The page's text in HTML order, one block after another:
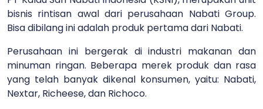
bisnis rintisan awal dari perusahaan Nabati Group.
Bisa dibilang ini adalah produk pertama dari Nabati.
Perusahaan ini bergerak di industri makanan dan
minuman ringan. Beberapa merek produk dan rasa
yang telah banyak dikenal konsumen, yaitu: Nabati,
Nextar, Richeese, dan Richoco.